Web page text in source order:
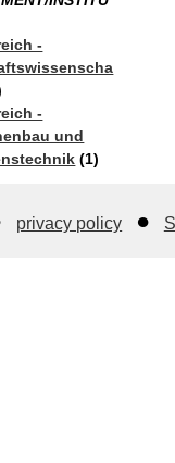
-
-
und
(1)
privacy policy